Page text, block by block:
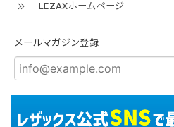
LEZAXホームページ
メールマガジン登録